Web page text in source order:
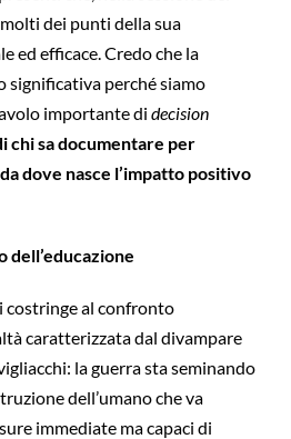
dei punti della sua
ed efficace. Credo che la
significativa perché siamo
importante di decision
chi sa documentare per
dove nasce l’impatto positivo
costringe al confronto
caratterizzata dal divampare
la guerra sta seminando
dell’umano che va
immediate ma capaci di